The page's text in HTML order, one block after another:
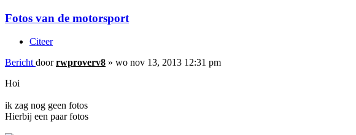
Fotos van de motorsport
Citeer
Bericht doorrwproverv8 » wo nov 13, 2013 12:31 pm
Hoi
ik zag nog geen fotos
Hierbij een paar fotos